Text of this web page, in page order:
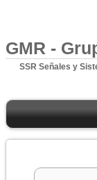
GMR -
SSR Señales y